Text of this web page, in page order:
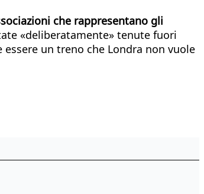
che rappresentano gli
«deliberatamente» tenute fuori
un treno che Londra non vuole